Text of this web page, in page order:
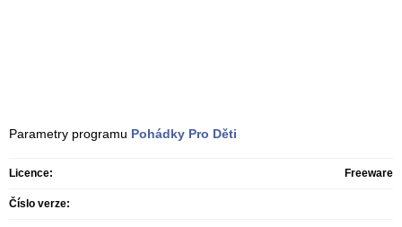
Parametry programu Pohádky Pro Děti
Licence: Freeware
Číslo verze: